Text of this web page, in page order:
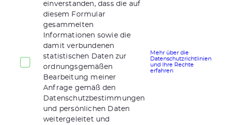
einverstanden, dass die auf
diesem Formular
gesammelten
Informationen sowie die
damit verbundenen
statistischen Daten zur
ordnungsgemäßen
Bearbeitung meiner
Anfrage gemäß den
Datenschutzbestimmungen
und persönlichen Daten
weitergeleitet und
Mehr über die
Datenschutzrichtlinien
und Ihre Rechte
erfahren